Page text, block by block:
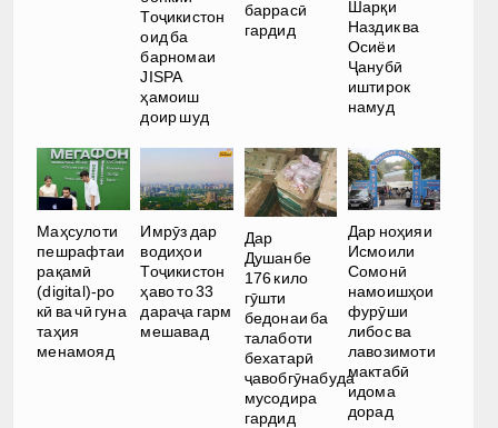
Тоҷикистон
оид ба
барномаи
JISPA
ҳамоиш
доир шуд
баррасӣ
гардид
Шарқи
Наздик ва
Осиёи
Ҷанубӣ
иштирок
намуд
Маҳсулоти
пешрафтаи
рақамӣ
(digital)-ро
кӣ ва чӣ гуна
таҳия
менамояд
Имрӯз дар
водиҳои
Тоҷикистон
ҳаво то 33
дараҷа гарм
мешавад
Дар
Душанбе
176 кило
гӯшти
бедонаи ба
талаботи
бехатарӣ
ҷавобгӯнабуда
мусодира
гардид
Дар ноҳияи
Исмоили
Сомонӣ
намоишҳои
фурӯши
либос ва
лавозимоти
мактабӣ
идома
дорад